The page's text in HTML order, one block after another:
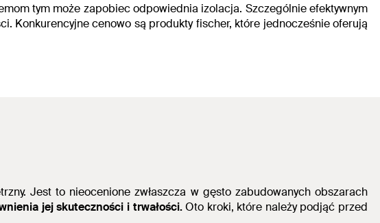
tym może zapobiec odpowiednia izolacja. Szczególnie efektywnym
Konkurencyjne cenowo są produkty fischer, które jednocześnie oferują
Jest to nieocenione zwłaszcza w gęsto zabudowanych obszarach
jej skuteczności i trwałości.Oto kroki, które należy podjąć przed